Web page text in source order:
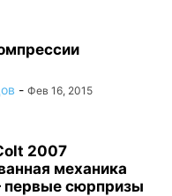
- Фев 16, 2015
2007
механика
первые сюрпризы